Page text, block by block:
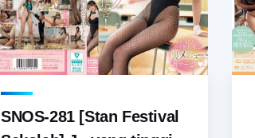
SNOS-281 [Stan Festival